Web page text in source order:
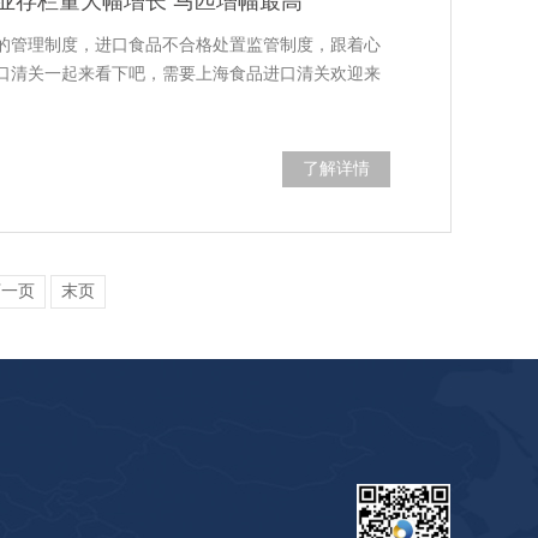
管理制度，进口食品不合格处置监管制度，跟着心
清关一起来看下吧，需要上海食品进口清关欢迎来
了解详情
页 末页